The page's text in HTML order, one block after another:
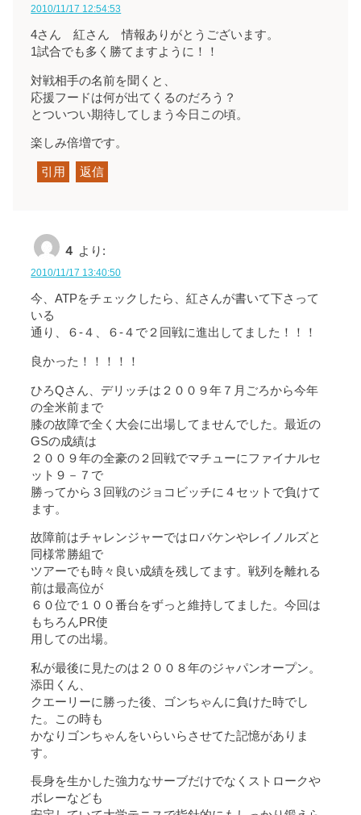
2010/11/17 12:54:53
4さん 紅さん 情報ありがとうございます。
1試合でも多く勝てますように！！
対戦相手の名前を聞くと、
応援フードは何が出てくるのだろう？
とついつい期待してしまう今日この頃。
楽しみ倍増です。
引用 返信
４ より:
2010/11/17 13:40:50
今、ATPをチェックしたら、紅さんが書いて下さって
いる
通り、６-４、６-４で２回戦に進出してました！！！
良かった！！！！！
ひろQさん、デリッチは２００９年７月ごろから今年
の全米前まで
膝の故障で全く大会に出場してませんでした。最近の
GSの成績は
２００９年の全豪の２回戦でマチューにファイナルセ
ット９－７で
勝ってから３回戦のジョコビッチに４セットで負けて
ます。
故障前はチャレンジャーではロバケンやレイノルズと
同様常勝組で
ツアーでも時々良い成績を残してます。戦列を離れる
前は最高位が
６０位で１００番台をずっと維持してました。今回は
もちろんPR使
用しての出場。
私が最後に見たのは２００８年のジャパンオープン。
添田くん、
クエーリーに勝った後、ゴンちゃんに負けた時でし
た。この時も
かなりゴンちゃんをいらいらさせてた記憶がありま
す。
長身を生かした強力なサーブだけでなくストロークや
ボレーなども